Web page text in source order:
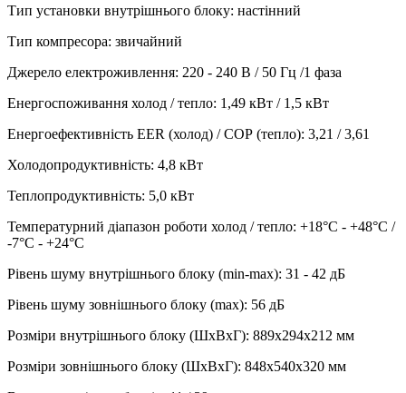
Тип установки внутрішнього блоку: настінний
Тип компресора: звичайний
Джерело електроживлення: 220 - 240 В / 50 Гц /1 фаза
Енергоспоживання холод / тепло: 1,49 кВт / 1,5 кВт
Енергоефективність EER (холод) / СОР (тепло): 3,21 / 3,61
Холодопродуктивність: 4,8 кВт
Теплопродуктивність: 5,0 кВт
Температурний діапазон роботи холод / тепло: +18°С - +48°С /
-7°С - +24°С
Рівень шуму внутрішнього блоку (min-max): 31 - 42 дБ
Рівень шуму зовнішнього блоку (max): 56 дБ
Розміри внутрішнього блоку (ШхВхГ): 889x294x212 мм
Розміри зовнішнього блоку (ШхВхГ): 848х540х320 мм